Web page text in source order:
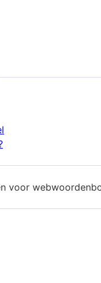
voor